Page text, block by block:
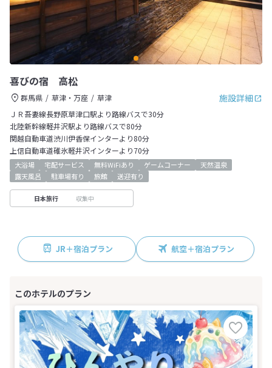
喜びの宿 高松
施設詳細
群馬県 草津・万座
草津
ＪＲ吾妻線長野原草津口駅より路線バスで30分
北陸新幹線軽井沢駅より路線バスで80分
関越自動車道渋川伊香保インターより80分
上信自動車道碓氷軽井沢インターより70分
大浴場 宅配サービス 無料WiFiあり ゲームコーナー
天然温泉
露天風呂
駐車場有り 旅館 送迎有り
日本旅行 収集中
JR＋宿泊プラン 航空＋宿泊プラン